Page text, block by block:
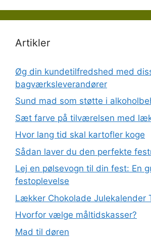
Artikler
Øg din kundetilfredshed med
bagværksleverandører
Sund mad som støtte i
Sæt farve på tilværelsen med
Hvor lang tid skal kartofler koge
Sådan laver du den perfekte
Lej en pølsevogn til din fest: En
festoplevelse
Lækker Chokolade Julekalender
Hvorfor vælge måltidskasser?
Mad til døren